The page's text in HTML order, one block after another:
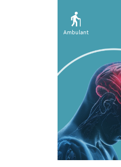
Ambulant